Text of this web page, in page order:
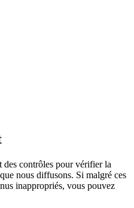
des contrôles pour vérifier la
nous diffusons. Si malgré ces
inappropriés, vous pouvez